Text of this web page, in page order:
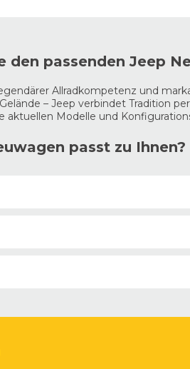
den passenden Jeep
Allradkompetenz und
– Jeep verbindet Tradition
Modelle und
passt zu Ihnen?
benötigen.